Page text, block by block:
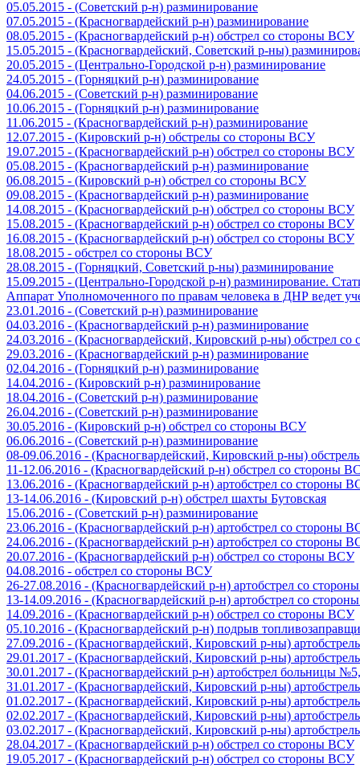
05.05.2015 - (Советский р-н) разминирование
07.05.2015 - (Красногвардейский р-н) разминирование
08.05.2015 - (Красногвардейский р-н) обстрел со стороны ВСУ
15.05.2015 - (Красногвардейский, Советский р-ны)
20.05.2015 - (Центрально-Городской р-н) разминирование
24.05.2015 - (Горняцкий р-н) разминирование
04.06.2015 - (Советский р-н) разминирование
10.06.2015 - (Горняцкий р-н) разминирование
11.06.2015 - (Красногвардейский р-н) разминирование
12.07.2015 - (Кировский р-н) обстрелы со стороны ВСУ
19.07.2015 - (Красногвардейский р-н) обстрел со стороны ВСУ
05.08.2015 - (Красногвардейский р-н) разминирование
06.08.2015 - (Кировский р-н) обстрел со стороны ВСУ
09.08.2015 - (Красногвардейский р-н) разминирование
14.08.2015 - (Красногвардейский р-н) обстрел со стороны ВСУ
15.08.2015 - (Красногвардейский р-н) обстрел со стороны ВСУ
16.08.2015 - (Красногвардейский р-н) обстрел со стороны ВСУ
18.08.2015 - обстрел со стороны ВСУ
28.08.2015 - (Горняцкий, Советский р-ны) разминирование
15.09.2015 - (Центрально-Городской р-н) разминирование.
Аппарат Уполномоченного по правам человека в ДНР ведет
23.01.2016 - (Советский р-н) разминирование
04.03.2016 - (Красногвардейский р-н) разминирование
24.03.2016 - (Красногвардейский, Кировский р-ны) обстрел
29.03.2016 - (Красногвардейский р-н) разминирование
02.04.2016 - (Горняцкий р-н) разминирование
14.04.2016 - (Кировский р-н) разминирование
18.04.2016 - (Советский р-н) разминирование
26.04.2016 - (Советский р-н) разминирование
30.05.2016 - (Кировский р-н) обстрел со стороны ВСУ
06.06.2016 - (Советский р-н) разминирование
08-09.06.2016 - (Красногвардейский, Кировский р-ны)
11-12.06.2016 - (Красногвардейский р-н) обстрел со стороны
13.06.2016 - (Красногвардейский р-н) артобстрел со стороны
13-14.06.2016 - (Кировский р-н) обстрел шахты Бутовская
15.06.2016 - (Советский р-н) разминирование
23.06.2016 - (Красногвардейский р-н) артобстрел со стороны
24.06.2016 - (Красногвардейский р-н) артобстрел со стороны
20.07.2016 - (Красногвардейский р-н) обстрел со стороны ВСУ
04.08.2016 - обстрел со стороны ВСУ
26-27.08.2016 - (Красногвардейский р-н) артобстрел со
13-14.09.2016 - (Красногвардейский р-н) артобстрел со
14.09.2016 - (Красногвардейский р-н) обстрел со стороны ВСУ
05.10.2016 - (Красногвардейский р-н) подрыв
27.09.2016 - (Красногвардейский, Кировский р-ны)
29.01.2017 - (Красногвардейский, Кировский р-ны)
30.01.2017 - (Красногвардейский р-н) артобстрел больницы
31.01.2017 - (Красногвардейский, Кировский р-ны)
01.02.2017 - (Красногвардейский, Кировский р-ны)
02.02.2017 - (Красногвардейский, Кировский р-ны)
03.02.2017 - (Красногвардейский, Кировский р-ны)
28.04.2017 - (Красногвардейский р-н) обстрел со стороны ВСУ
19.05.2017 - (Красногвардейский р-н) обстрел со стороны ВСУ